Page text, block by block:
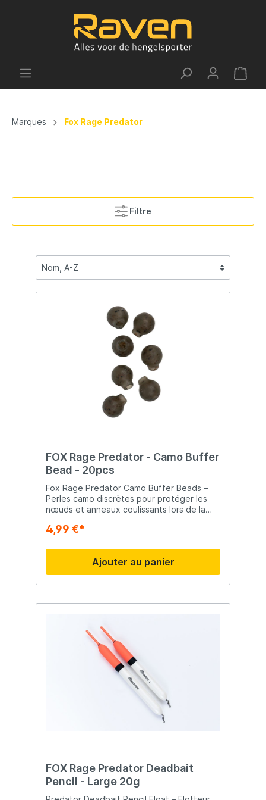
Marques Fox Rage Predator
Filtre
FOX Rage Predator - Camo Buffer
Bead - 20pcs
Fox Rage Predator Camo Buffer Beads –
Perles camo discrètes pour protéger les
nœuds et anneaux coulissants lors de la
Protège les nœuds et les anneaux
écologique en carton Contenu : 20 pièces
4,99 €*
Ajouter au panier
FOX Rage Predator Deadbait
Pencil - Large 20g